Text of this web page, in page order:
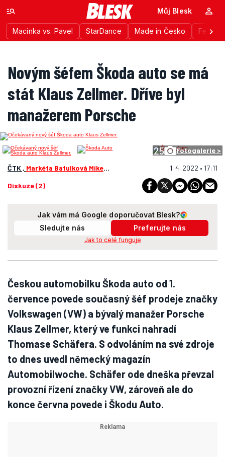
Macinka vs. Pavel StarDance Made in Česko
Můj Blesk
Novým šéfem Škoda auto se má
stát Klaus Zellmer. Dříve byl
manažerem Porsche
25 Fotogalerie >
ČTK , Markéta Batulková Mikešová 1. 4. 2022 • 17:11
Diskuze (2)
Jak vám má Google doporučovat Blesk?
Sledujte nás
Preferujte nás
Jak to celé funguje
Českou automobilku Škoda auto od 1.
července povede současný šéf prodeje značky
Volkswagen (VW) a bývalý manažer Porsche
Klaus Zellmer, který ve funkci nahradí
Thomase Schäfera. S odvoláním na své zdroje
to dnes uvedl německý magazín
Automobilwoche. Schäfer ode dneška převzal
provozní řízení značky VW, zároveň ale do
konce června povede i Škodu Auto.